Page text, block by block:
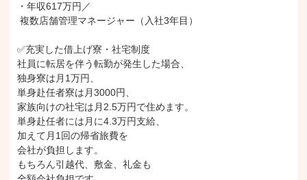
・年収617万円／
✅充実した借上げ寮・社宅制度
社員に転居を伴う転勤が発生した場合、
独身寮は月1万円、
単身赴任者寮は月3000円、
家族向けの社宅は月2.5万円で住めます。
単身赴任者には月に4.3万円支給、
加えて月1回の帰省旅費を
会社が負担します。
もちろん引越代、敷金、礼金も